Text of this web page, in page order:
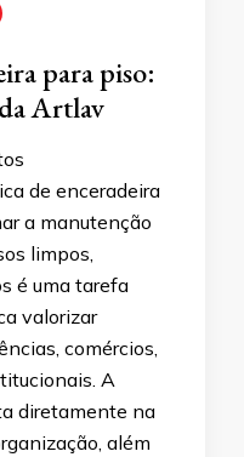
para piso:
Artlav
de enceradeira
a manutenção
limpos,
é uma tarefa
valorizar
comércios,
A
diretamente na
além